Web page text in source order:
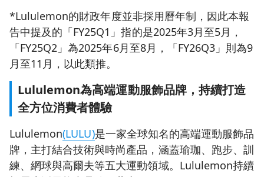
*Lululemon的財政年度並非採用曆年制，因此本報
告中提及的「FY25Q1」指的是2025年3月至5月，
「FY25Q2」為2025年6月至8月，「FY26Q3」則為9
月至11月，以此類推。
Lululemon為高端運動服飾品牌，持續打造
全方位消費者體驗
Lululemon(LULU)是一家全球知名的高端運動服飾品
牌，主打結合技術與時尚產品，涵蓋瑜珈、跑步、訓
練、網球與高爾夫等五大運動領域。Lululemon持續